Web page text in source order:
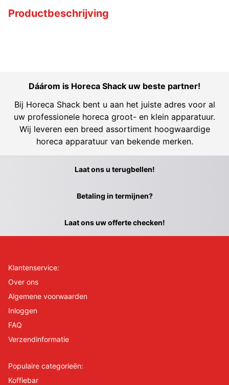
Productbeschrijving
Dáárom is Horeca Shack uw beste partner!
Bij Horeca Shack bent u aan het juiste adres voor al
uw professionele horeca groot- en klein apparatuur.
Wij leveren een breed assortiment hoogwaardige
horeca apparatuur van bekende merken.
Laat ons u terugbellen!
Betaling in termijnen?
Laat ons uw offerte checken!
Klantenservice:
Over ons
Algemene voorwaarden
Inloggen
FAQ
Verzendinformatie
Populaire categorieën:
Koffiebar